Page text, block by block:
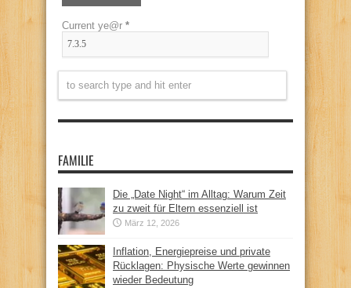
Current ye@r *
FAMILIE
Die „Date Night“ im Alltag: Warum Zeit
zu zweit für Eltern essenziell ist
März 12, 2026
Inflation, Energiepreise und private
Rücklagen: Physische Werte gewinnen
wieder Bedeutung